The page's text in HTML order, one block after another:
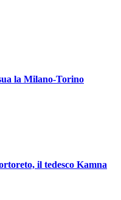
la Milano-Torino
il tedesco Kamna